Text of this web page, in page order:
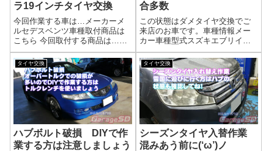
ラ19インチタイヤ交換
今回作業する車は…メーカーメ
ルセデスベンツ車種取付商品は
こちら 今回取付する商品は…
PIRELLI 235/55R19 RUN FLAT
ランフラット古くないランフラ
ットならそこまで難しくないで
す(/ω＼)古いと大変です((+_+))作
業写...
合多数
この状態はダメタイヤ交換でご
来店のお車です。車種情報メー
カー車種型式スズキエブリイ他
にもタイヤがツルツルすぎるの
もアレですけど…こっちもダメ
です！もういつ割れてもおかし
くないので、早く交換しましょ
う！他にも…他にもいっぱいダ
メな箇所が…(-...
タイヤ交換
ハブボルト破損 DIYで作
業する方は注意しましょう
タイヤ交換
シーズンタイヤ入替作業
混みあう前に(‘ω’)ノ